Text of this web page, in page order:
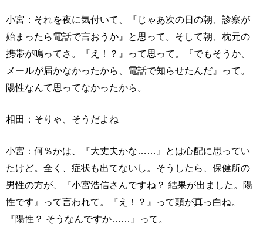
小宮：それを夜に気付いて、『じゃあ次の日の朝、診察が
始まったら電話で言おうか』と思って。そして朝、枕元の
携帯が鳴ってさ。『え！？』って思って。『でもそうか、
メールが届かなかったから、電話で知らせたんだ』って。
陽性なんて思ってなかったから。
相田：そりゃ、そうだよね
小宮：何％かは、『大丈夫かな……』とは心配に思ってい
たけど。全く、症状も出てないし。そうしたら、保健所の
男性の方が、『小宮浩信さんですね？ 結果が出ました。陽
性です』って言われて。『え！？』って頭が真っ白ね。
『陽性？ そうなんですか……』って。